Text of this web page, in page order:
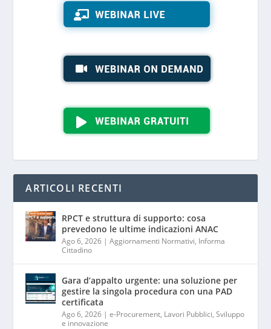
ARTICOLI RECENTI
RPCT e struttura di supporto: cosa
prevedono le ultime indicazioni ANAC
Ago 6, 2026 |Aggiornamenti Normativi, Informa
Cittadino
Gara d’appalto urgente: una soluzione per
gestire la singola procedura con una PAD
certificata
Ago 6, 2026 |e-Procurement, Lavori Pubblici,Sviluppo
e innovazione